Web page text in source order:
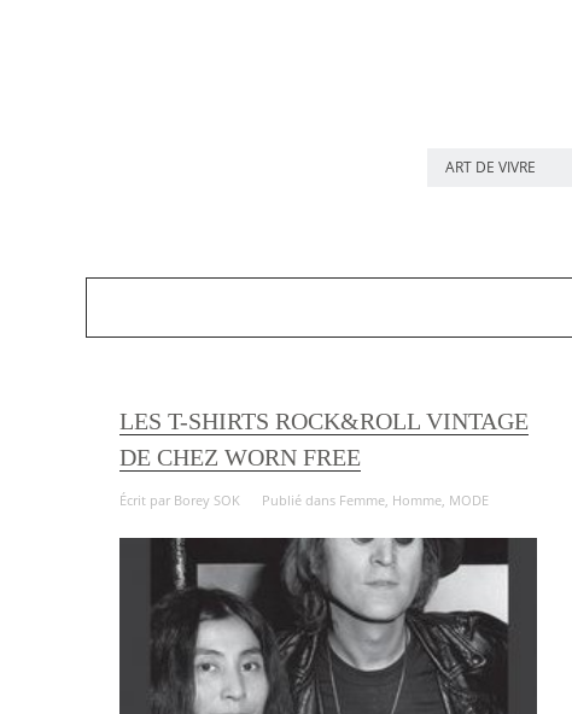
ART DE VIVRE
LES T-SHIRTS ROCK&ROLL VINTAGE
DE CHEZ WORN FREE
Écrit par Borey SOK Publié dans Femme, Homme, MODE